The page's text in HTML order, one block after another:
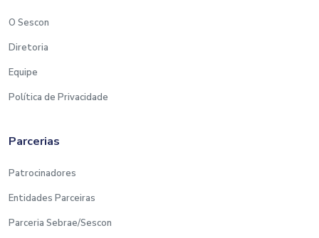
O Sescon
Diretoria
Equipe
Política de Privacidade
Parcerias
Patrocinadores
Entidades Parceiras
Parceria Sebrae/Sescon